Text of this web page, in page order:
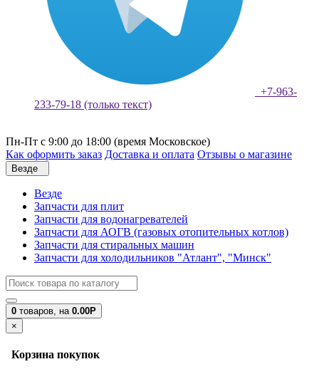
+7-963-
233-79-18 (только текст)
Пн-Пт с 9:00 до 18:00 (время Московское)
Как оформить заказ Доставка и оплата Отзывы о магазине
Везде
Везде
Запчасти для плит
Запчасти для водонагревателей
Запчасти для АОГВ (газовых отопительных котлов)
Запчасти для стиральных машин
Запчасти для холодильников "Атлант", "Минск"
0 товаров, на 0.00Р
×
Корзина покупок